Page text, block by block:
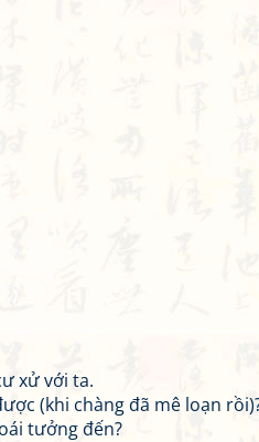
xử với ta.
(khi chàng đã mê loạn
tưởng đến?